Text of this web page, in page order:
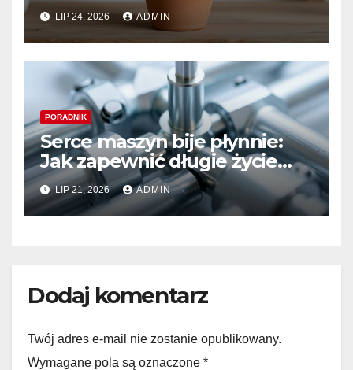
wyborach i trwałym pięknie
LIP 24, 2026 ADMIN
PORADNIK
Serce maszyn bije płynnie:
Jak zapewnić długie życie
systemom hydraulicznym
Sauer Danfoss
LIP 21, 2026 ADMIN
Dodaj komentarz
Twój adres e-mail nie zostanie opublikowany.
Wymagane pola są oznaczone *